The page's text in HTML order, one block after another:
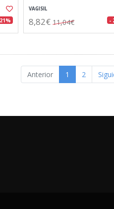
VAGISIL
8,82€ 11,04€ -
Anterior 1 2